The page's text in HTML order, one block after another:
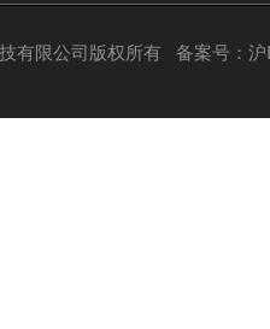
有限公司版权所有 备案号：